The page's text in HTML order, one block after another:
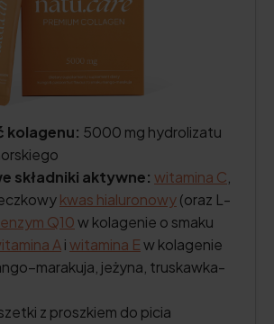
kolagenu: 5000 mg hydrolizatu
składniki aktywne: witamina C
kwas hialuronowy(oraz L-
Q10w kolagenie o smaku
Aiwitamina Ew kolagenie
jeżyna, truskawka-
z proszkiem do picia